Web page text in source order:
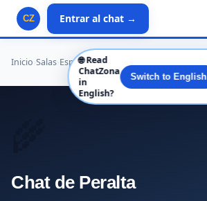
CZ Entrar al chat →
Inicio Salas España›Comunidad Foral de Navarra
Chat de Peralta
🌐 Read
ChatZona
in
English?
Switch to English